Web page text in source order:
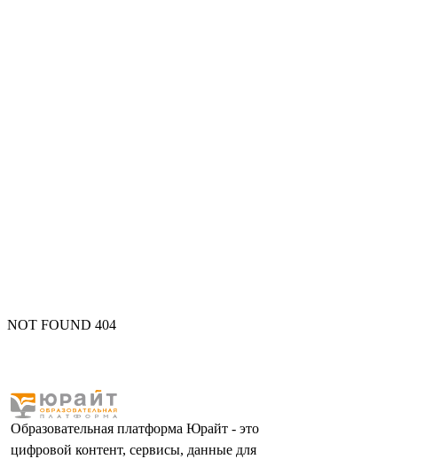
NOT FOUND 404
Образовательная платформа Юрайт - это
цифровой контент, сервисы, данные для